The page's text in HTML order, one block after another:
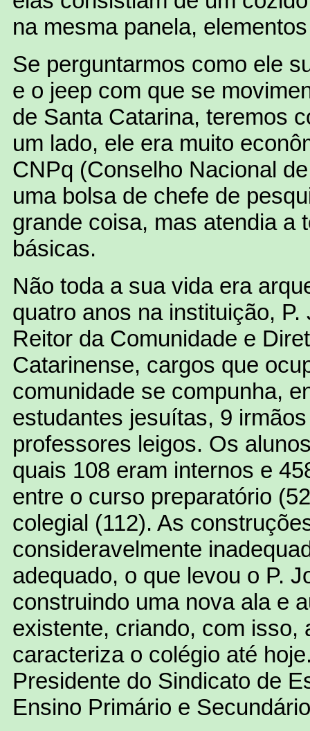
na mesma panela,
Se perguntarmos como ele
e o jeep com que se
de Santa Catarina, teremos
um lado, ele era muito
CNPq (Conselho Nacional
uma bolsa de chefe de
grande coisa, mas atendia a
básicas.
Não toda a sua vida era
quatro anos na instituição,
Reitor da Comunidade e
Catarinense, cargos que
comunidade se compunha,
estudantes jesuítas, 9
professores leigos. Os
quais 108 eram internos e
entre o curso preparatório
colegial (112). As
consideravelmente
adequado, o que levou o P.
construindo uma nova ala e
existente, criando, com isso,
caracteriza o colégio até
Presidente do Sindicato de
Ensino Primário e